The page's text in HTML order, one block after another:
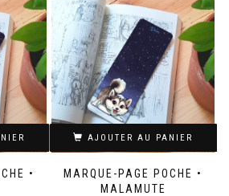
•
MARQUE-PAGE POCHE •
MALAMUTE
AJOUTER AU PANIER